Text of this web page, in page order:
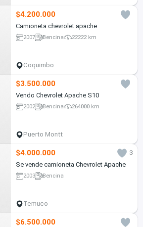
$4.200.000
Camioneta chevrolet apache
2007 Bencina 22222 km
Coquimbo
$3.500.000
Vendo Chevrolet Apache S10
2002 Bencina 264000 km
Puerto Montt
$4.000.000
3
Se vende camioneta Chevrolet Apache
2003 Bencina
Temuco
$6.500.000